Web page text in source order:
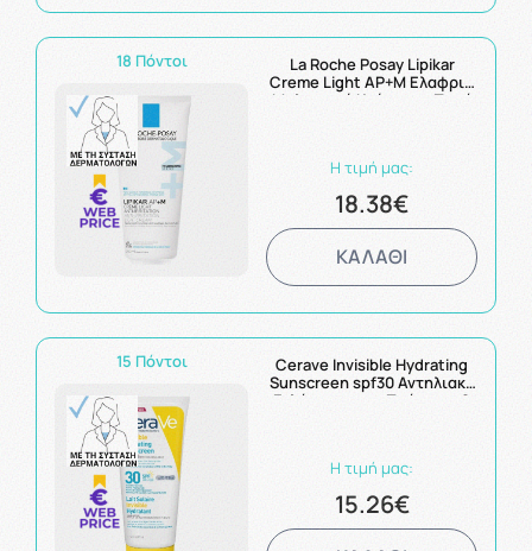
18 Πόντοι
La Roche Posay Lipikar
Creme Light AP+M Ελαφριά
Μαλακτική Κρέμα για Ξηρό
Η τιμή μας:
18.38€
ΚΑΛΑΘΙ
15 Πόντοι
Cerave Invisible Hydrating
Sunscreen spf30 Αντηλιακό
Γαλάκτωμα για Πρόσωπο &
Η τιμή μας:
15.26€